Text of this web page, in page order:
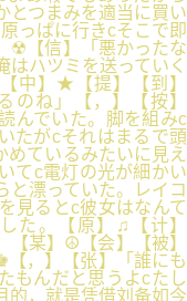
とつまみを適当に買い
っぱに行きcそこで即
☢【信】「悪かったな
ハツミを送っていく
中】★【提】【到】
のね」【，】【按】
んでいた。脚を組みc
たがcそれはまるで頭
めているみたいに見え
てc電灯の光が細かい
と漂っていた。レイコ
見るとc彼女はなんて
た。【原】♫【计】
某】☮【会】【被】
，】【张】「誰にも
もんだと思うよcたし
，就是凭借刘备如今